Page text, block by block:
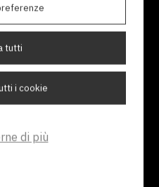
una componente
prodotti e servizi. Non si
ma contribu...
tutti
i cookie
di più